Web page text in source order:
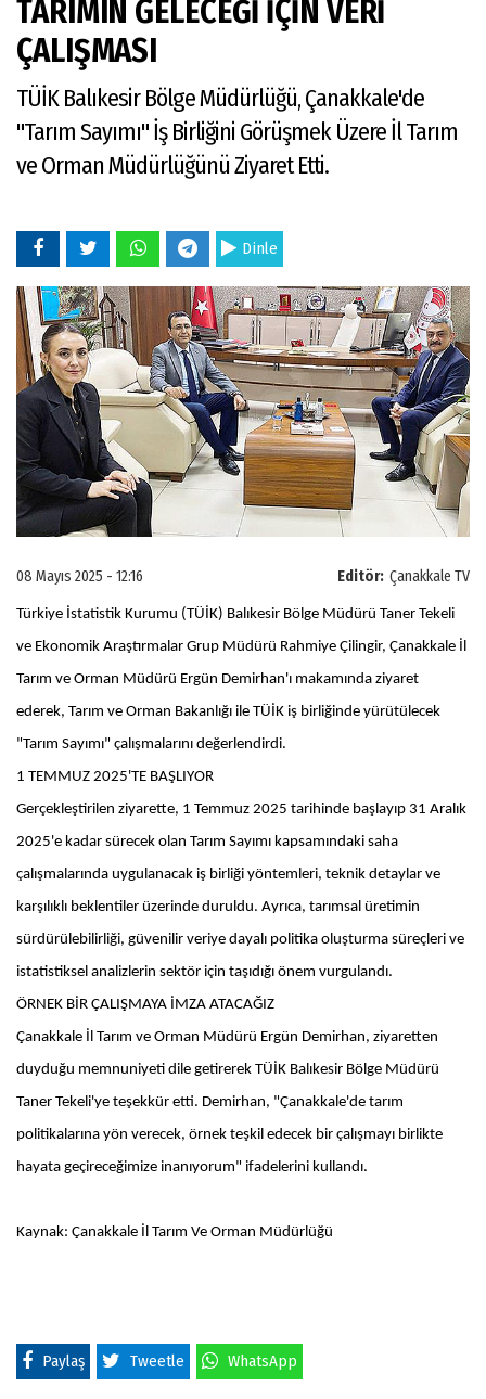
TARIMIN GELECEĞİ İÇİN VERİ
ÇALIŞMASI
TÜİK Balıkesir Bölge Müdürlüğü, Çanakkale'de
"Tarım Sayımı" İş Birliğini Görüşmek Üzere İl Tarım
ve Orman Müdürlüğünü Ziyaret Etti.
Dinle
Editör: Çanakkale TV
08 Mayıs 2025 - 12:16
Türkiye İstatistik Kurumu (TÜİK) Balıkesir Bölge Müdürü Taner Tekeli
ve Ekonomik Araştırmalar Grup Müdürü Rahmiye Çilingir, Çanakkale İl
Tarım ve Orman Müdürü Ergün Demirhan'ı makamında ziyaret
ederek, Tarım ve Orman Bakanlığı ile TÜİK iş birliğinde yürütülecek
"Tarım Sayımı" çalışmalarını değerlendirdi.
1 TEMMUZ 2025'TE BAŞLIYOR
Gerçekleştirilen ziyarette, 1 Temmuz 2025 tarihinde başlayıp 31 Aralık
2025'e kadar sürecek olan Tarım Sayımı kapsamındaki saha
çalışmalarında uygulanacak iş birliği yöntemleri, teknik detaylar ve
karşılıklı beklentiler üzerinde duruldu. Ayrıca, tarımsal üretimin
sürdürülebilirliği, güvenilir veriye dayalı politika oluşturma süreçleri ve
istatistiksel analizlerin sektör için taşıdığı önem vurgulandı.
ÖRNEK BİR ÇALIŞMAYA İMZA ATACAĞIZ
Çanakkale İl Tarım ve Orman Müdürü Ergün Demirhan, ziyaretten
duyduğu memnuniyeti dile getirerek TÜİK Balıkesir Bölge Müdürü
Taner Tekeli'ye teşekkür etti. Demirhan, "Çanakkale'de tarım
politikalarına yön verecek, örnek teşkil edecek bir çalışmayı birlikte
hayata geçireceğimize inanıyorum" ifadelerini kullandı.
Kaynak: Çanakkale İl Tarım Ve Orman Müdürlüğü
Paylaş Tweetle WhatsApp